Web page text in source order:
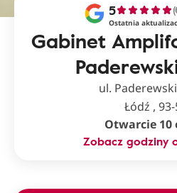
Gabinet
5
Ostatnia
ul.
Łódź ,
Otwarcie 10
Zobacz godziny